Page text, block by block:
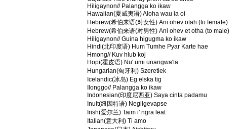
Hiligaynon// Palangga ko ikaw
Hawaiian(夏威夷语) Aloha wau ia oi
Hebrew(希伯来语(对女性) Ani ohev otah (to female)
Hebrew(希伯来语(对男性) Ani ohev et otha (to male)
Hiligaynon// Guina higugma ko ikaw
Hindi(北印度语) Hum Tumhe Pyar Karte hae
Hmong// Kuv hlub koj
Hopi(霍皮语) Nu' umi unangwa'ta
Hungarian(匈牙利) Szeretlek
Icelandic(冰岛) Eg elska tig
Ilonggo// Palangga ko ikaw
Indonesian(印度尼西亚) Saya cinta padamu
Inuit(纽因特语) Negligevapse
Irish(爱尔兰) Taim i' ngra leat
Italian(意大利) Ti amo